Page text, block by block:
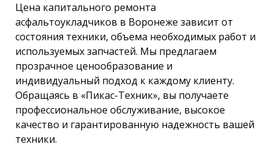
Цена капитального ремонта
асфальтоукладчиков в Воронеже зависит от
состояния техники, объема необходимых работ и
используемых запчастей. Мы предлагаем
прозрачное ценообразование и
индивидуальный подход к каждому клиенту.
Обращаясь в «Пикас-Техник», вы получаете
профессиональное обслуживание, высокое
качество и гарантированную надежность вашей
техники.